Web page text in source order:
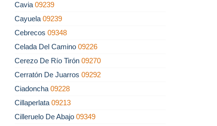
Cavia 09239
Cayuela 09239
Cebrecos 09348
Celada Del Camino 09226
Cerezo De Río Tirón 09270
Cerratón De Juarros 09292
Ciadoncha 09228
Cillaperlata 09213
Cilleruelo De Abajo 09349